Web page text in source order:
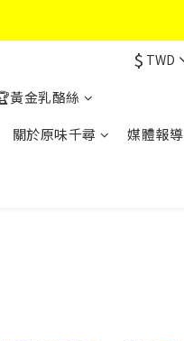
$ TWD
黃金乳酪絲
關於原味千尋
媒體報導